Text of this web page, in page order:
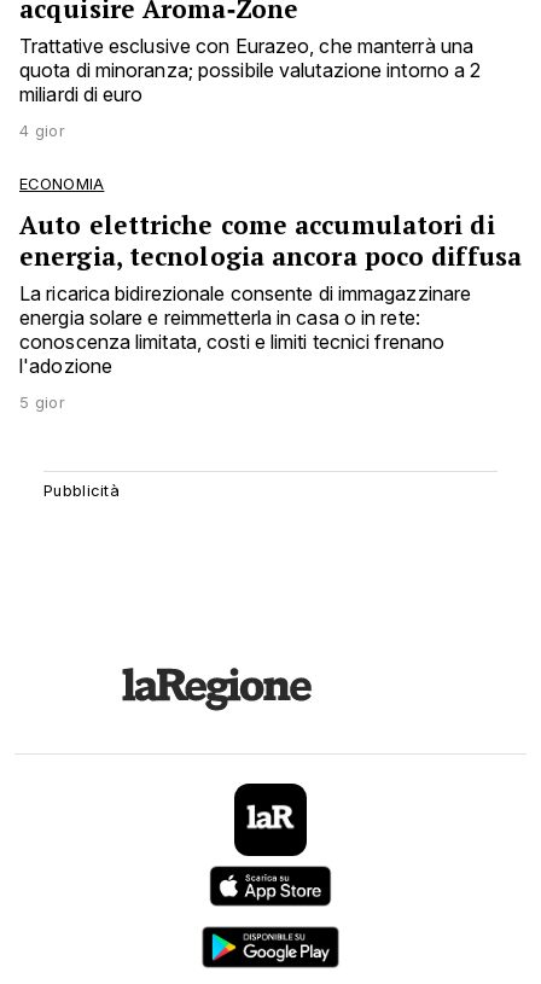
acquisire Aroma‑Zone
Trattative esclusive con Eurazeo, che manterrà una
quota di minoranza; possibile valutazione intorno a 2
miliardi di euro
4 gior
ECONOMIA
Auto elettriche come accumulatori di
energia, tecnologia ancora poco diffusa
La ricarica bidirezionale consente di immagazzinare
energia solare e reimmetterla in casa o in rete:
conoscenza limitata, costi e limiti tecnici frenano
l'adozione
5 gior